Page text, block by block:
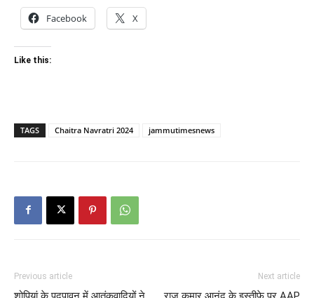
Facebook X
Like this:
TAGS Chaitra Navratri 2024 jammutimesnews
Previous article Next article